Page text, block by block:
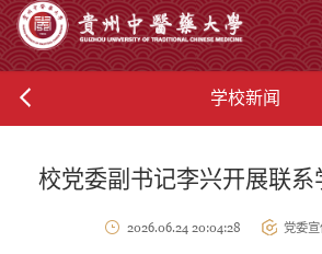
学校新闻
校党委副书记李兴开展联系
2026.06.24 20:04:28 党委